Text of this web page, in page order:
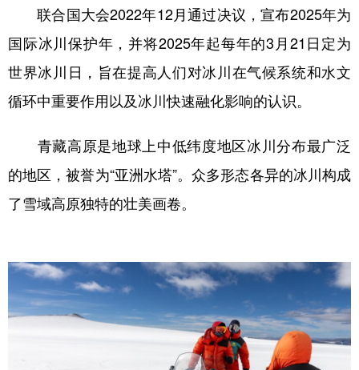
联合国大会2022年12月通过决议，宣布2025年为
国际冰川保护年，并将2025年起每年的3月21日定为
世界冰川日，旨在提高人们对冰川在气候系统和水文
循环中重要作用以及冰川快速融化影响的认识。
青藏高原是地球上中低纬度地区冰川分布最广泛
的地区，被誉为“亚洲水塔”。众多形态各异的冰川构成
了雪域高原独特的壮美画卷。